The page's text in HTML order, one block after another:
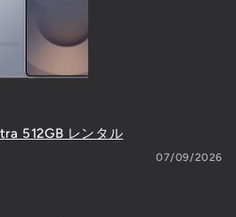
512GB レンタル
07/09/2026